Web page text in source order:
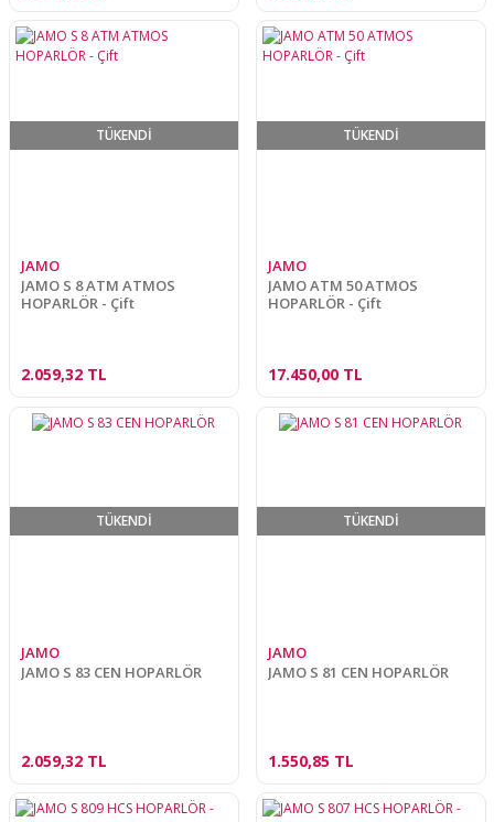
TÜKENDİ
JAMO
JAMO S 8 ATM ATMOS
HOPARLÖR - Çift
2.059,32 TL
TÜKENDİ
JAMO
JAMO ATM 50 ATMOS
HOPARLÖR - Çift
17.450,00 TL
TÜKENDİ
JAMO
JAMO S 83 CEN HOPARLÖR
2.059,32 TL
TÜKENDİ
JAMO
JAMO S 81 CEN HOPARLÖR
1.550,85 TL